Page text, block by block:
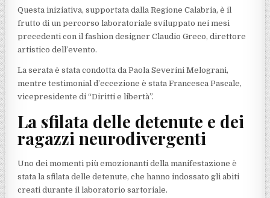
Questa iniziativa, supportata dalla Regione Calabria, è il
frutto di un percorso laboratoriale sviluppato nei mesi
precedenti con il fashion designer Claudio Greco, direttore
artistico dell’evento.
La serata è stata condotta da Paola Severini Melograni,
mentre testimonial d’eccezione è stata Francesca Pascale,
vicepresidente di “Diritti e libertà”.
La sfilata delle detenute e dei
ragazzi neurodivergenti
Uno dei momenti più emozionanti della manifestazione è
stata la sfilata delle detenute, che hanno indossato gli abiti
creati durante il laboratorio sartoriale.